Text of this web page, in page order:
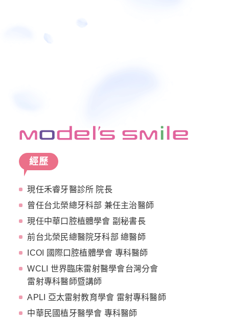
經歷
現任禾睿牙醫診所 院長
曾任台北榮總牙科部 兼任主治醫師
現任中華口腔植體學會 副秘書長
前台北榮民總醫院牙科部 總醫師
ICOI 國際口腔植體學會 專科醫師
WCLI 世界臨床雷射醫學會台灣分會
雷射專科醫師暨講師
APLI 亞太雷射教育學會 雷射專科醫師
中華民國植牙醫學會 專科醫師